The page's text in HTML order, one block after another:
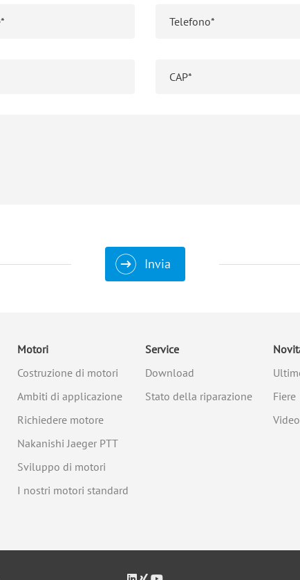
Invia
Motori
Costruzione di motori
Ambiti di applicazione
Richiedere motore
Nakanishi Jaeger PTT
Sviluppo di motori
I nostri motori standard
Service
Download
Stato della riparazione
Fiere
Video